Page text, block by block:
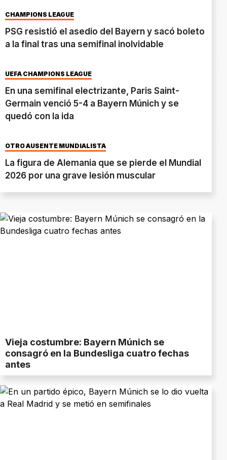
CHAMPIONS LEAGUE
PSG resistió el asedio del Bayern y sacó boleto
a la final tras una semifinal inolvidable
UEFA CHAMPIONS LEAGUE
En una semifinal electrizante, Paris Saint-
Germain venció 5-4 a Bayern Múnich y se
quedó con la ida
OTRO AUSENTE MUNDIALISTA
La figura de Alemania que se pierde el Mundial
2026 por una grave lesión muscular
Vieja costumbre: Bayern Múnich se
consagró en la Bundesliga cuatro fechas
antes